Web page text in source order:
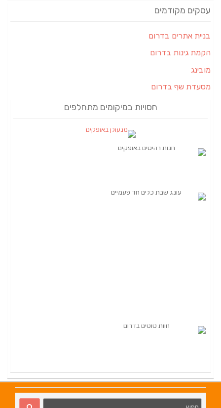
עסקים מקודמים
בניית אתרים בדרום
הקמת גינות בדרום
מובינג
מסעדת שף בדרום
חסויות במיקומים מתחלפים